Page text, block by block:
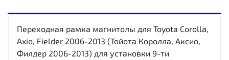
Переходная рамка магнитолы для Toyota Corolla,
Axio, Fielder 2006-2013 (Тойота Королла, Аксио,
Филдер 2006-2013) для установки 9-ти